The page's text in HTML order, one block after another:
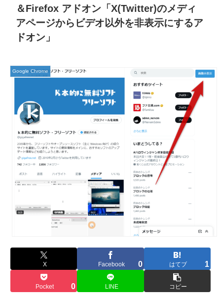
＆Firefox アドオン「X(Twitter)のメディ
アページからビデオ以外を非表示にするア
ドオン」
Google Chrome
X Facebook 0 はてブ 1
Pocket 0 LINE コピー